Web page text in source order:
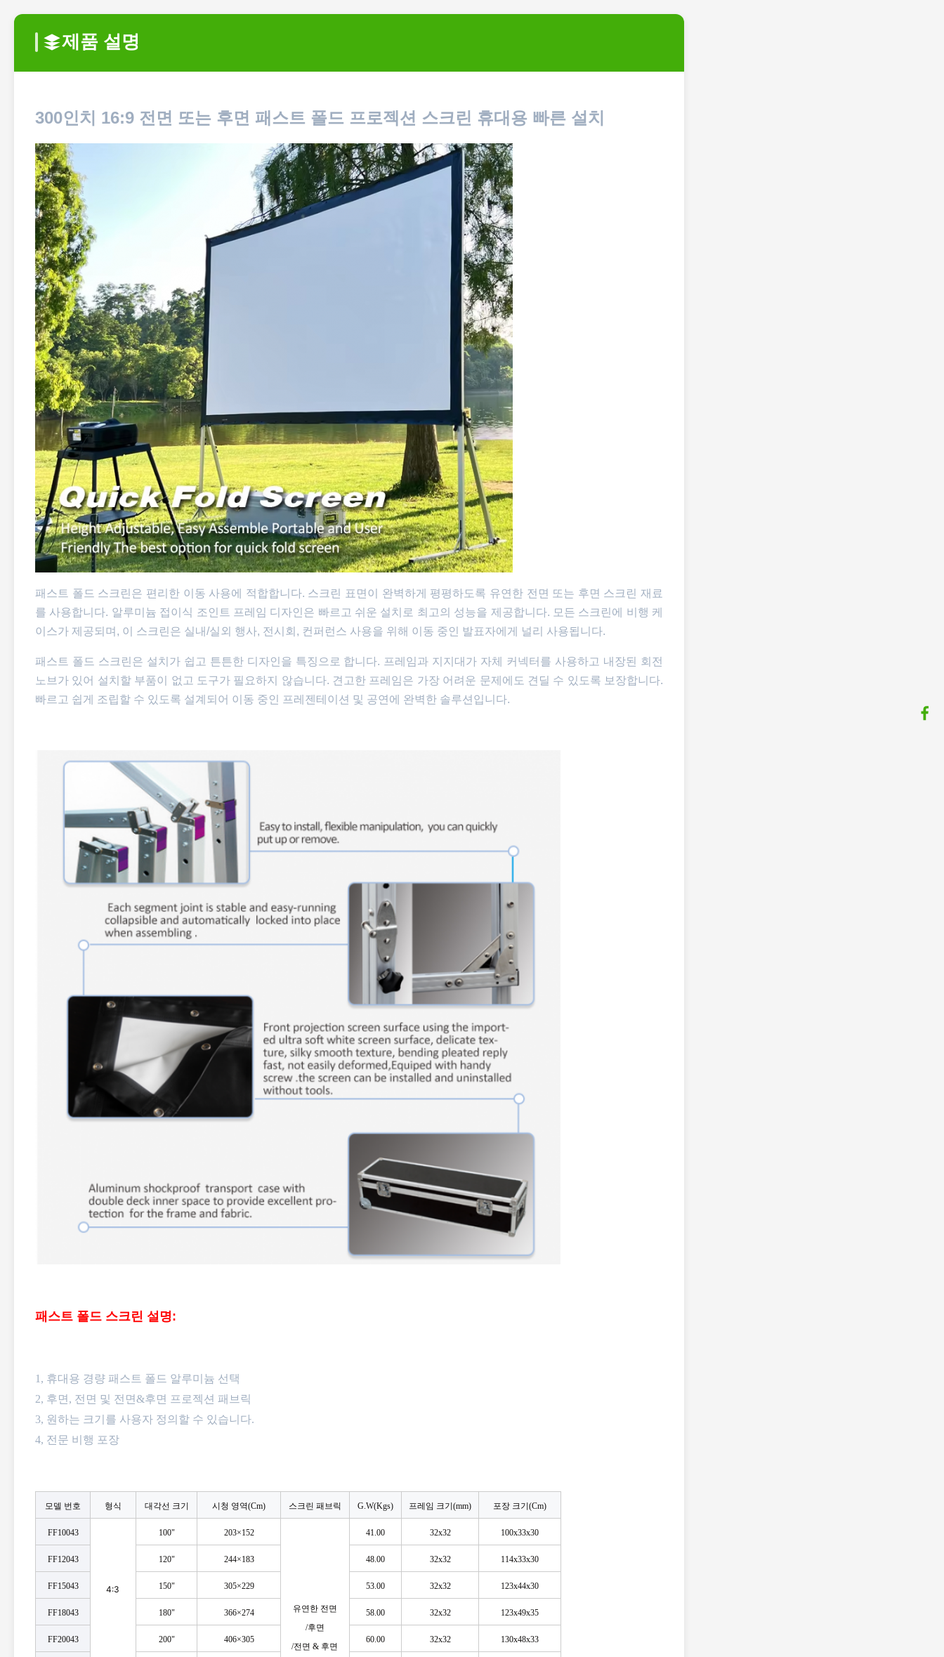
제품 설명
300인치 16:9 전면 또는 후면 패스트 폴드 프로젝션 스크린 휴대용 빠른 설치
패스트 폴드 스크린은 편리한 이동 사용에 적합합니다. 스크린 표면이 완벽하게 평평하도록 유연한 전면 또는 후면 스크린 재료
를 사용합니다. 알루미늄 접이식 조인트 프레임 디자인은 빠르고 쉬운 설치로 최고의 성능을 제공합니다. 모든 스크린에 비행 케
이스가 제공되며, 이 스크린은 실내/실외 행사, 전시회, 컨퍼런스 사용을 위해 이동 중인 발표자에게 널리 사용됩니다.
패스트 폴드 스크린은 설치가 쉽고 튼튼한 디자인을 특징으로 합니다. 프레임과 지지대가 자체 커넥터를 사용하고 내장된 회전
노브가 있어 설치할 부품이 없고 도구가 필요하지 않습니다. 견고한 프레임은 가장 어려운 문제에도 견딜 수 있도록 보장합니다.
빠르고 쉽게 조립할 수 있도록 설계되어 이동 중인 프레젠테이션 및 공연에 완벽한 솔루션입니다.
패스트 폴드 스크린 설명:
1, 휴대용 경량 패스트 폴드 알루미늄 선택
2, 후면, 전면 및 전면&후면 프로젝션 패브릭
3, 원하는 크기를 사용자 정의할 수 있습니다.
4, 전문 비행 포장
모델 번호 형식 대각선 크기 시청 영역(Cm) 스크린 패브릭 G.W(Kgs) 프레임 크기(mm) 포장 크기(Cm)
FF10043
4:3
100" 203×152
유연한 전면
/후면
/전면 & 후면
41.00 32x32 100x33x30
FF12043 120" 244×183 48.00 32x32 114x33x30
FF15043 150" 305×229 53.00 32x32 123x44x30
FF18043 180" 366×274 58.00 32x32 123x49x35
FF20043 200" 406×305 60.00 32x32 130x48x33